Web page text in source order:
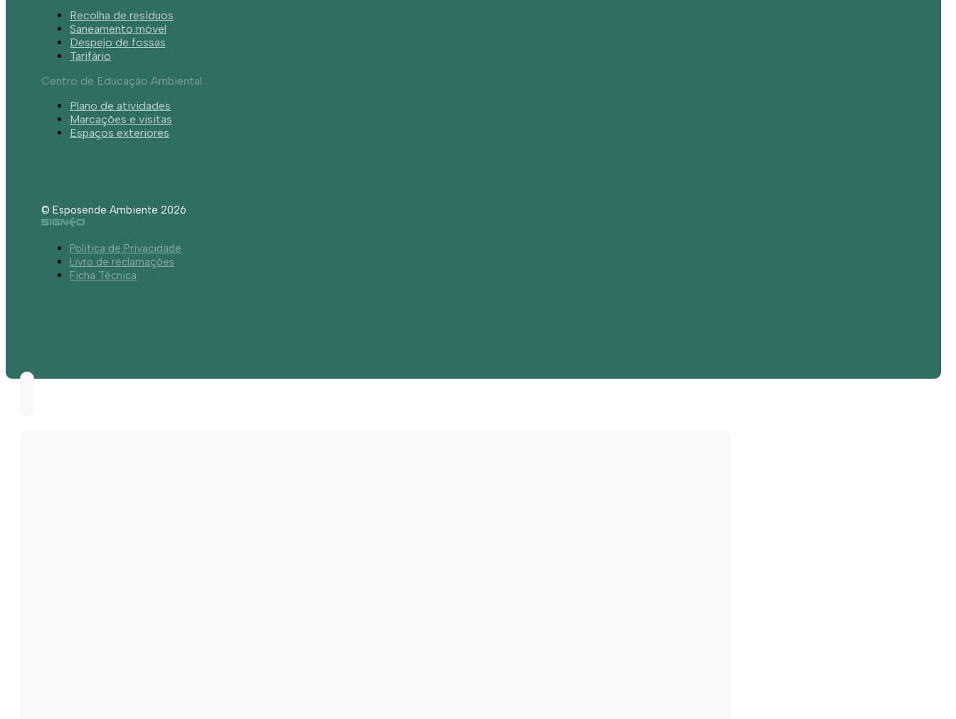
Recolha de resíduos
Saneamento móvel
Despejo de fossas
Tarifário
Centro de Educação Ambiental
Plano de atividades
Marcações e visitas
Espaços exteriores
© Esposende Ambiente 2026
Política de Privacidade
Livro de reclamações
Ficha Técnica